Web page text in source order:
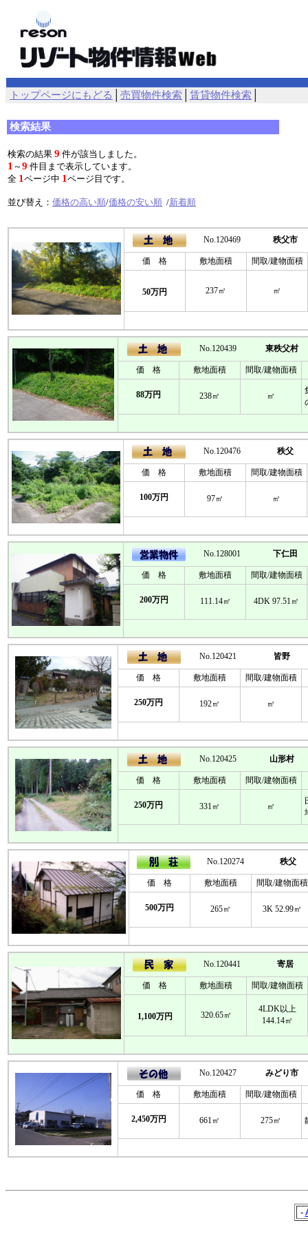
トップページにもどる 売買物件検索 賃貸物件検索
検索結果
検索の結果 9 件が該当しました。
1 ～9 件目まで表示しています。
全 1 ページ中 1 ページ目です。
並び替え： 価格の高い順/価格の安い順 /新着順
No.120469 秩父市
価 格 敷地面積 間取/建物面積
50万円 237㎡ ㎡
No.120439 東秩父村
価 格 敷地面積 間取/建物面積
88万円 238㎡ ㎡
No.120476 秩父
価 格 敷地面積 間取/建物面積
100万円 97㎡ ㎡
No.128001 下仁田
価 格 敷地面積 間取/建物面積
200万円 111.14㎡ 4DK 97.51㎡
No.120421 皆野
価 格 敷地面積 間取/建物面積
250万円 192㎡ ㎡
No.120425 山形村
価 格 敷地面積 間取/建物面積
250万円 331㎡ ㎡
No.120274 秩父
価 格 敷地面積 間取/建物面積
500万円 265㎡ 3K 52.99㎡
No.120441 寄居
価 格 敷地面積 間取/建物面積
1,100万円 320.65㎡
4LDK以上
144.14㎡
No.120427 みどり市
価 格 敷地面積 間取/建物面積
2,450万円 661㎡ 275㎡
-